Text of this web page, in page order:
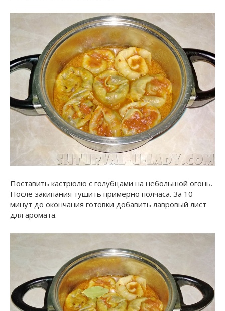
Поставить кастрюлю с голубцами на небольшой огонь.
После закипания тушить примерно полчаса. За 10
минут до окончания готовки добавить лавровый лист
для аромата.